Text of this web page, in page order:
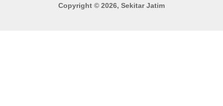
Copyright © 2026, Sekitar Jatim